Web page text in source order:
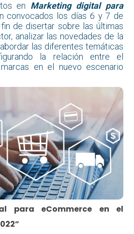
en Marketing digital para
convocados los días 6 y 7 de
de disertar sobre las últimas
analizar las novedades de la
las diferentes temáticas
la relación entre el
en el nuevo escenario
para eCommerce en el